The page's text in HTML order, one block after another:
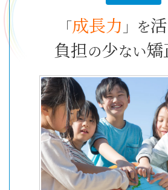
「 成長力 」を活
負担の少ない矯